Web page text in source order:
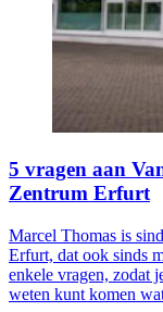
5 vragen aan
Zentrum Erfurt
Marcel Thomas is
Erfurt, dat ook sinds
enkele vragen, zodat
weten kunt komen